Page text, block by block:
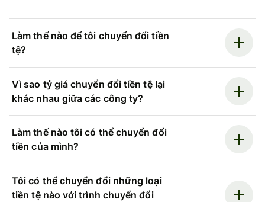
Làm thế nào để tôi chuyển đổi tiền
tệ?
Vì sao tỷ giá chuyển đổi tiền tệ lại
khác nhau giữa các công ty?
Làm thế nào tôi có thể chuyển đổi
tiền của mình?
Tôi có thể chuyển đổi những loại
tiền tệ nào với trình chuyển đổi